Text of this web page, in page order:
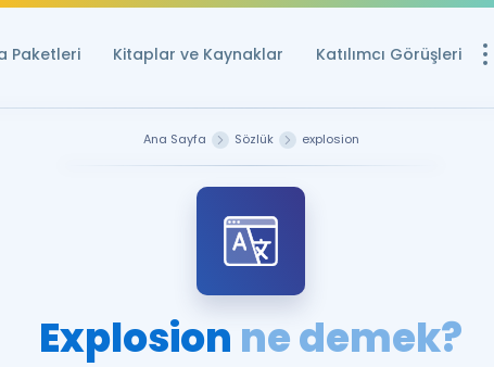
Paketleri Kitaplar ve Kaynaklar Katılımcı Görüşleri
YDS ve YÖKDİL
Ana Sayfa Sözlük explosion
Explosion ne demek?